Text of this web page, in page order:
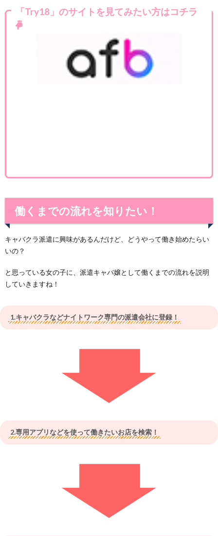
「Try18」のサイトを見てみたい方はコチラ
働くまでの流れを知りたい！
キャバクラ派遣に興味があるんだけど、どうやって働き始めたらい
いの？
と思っている女の子に、派遣キャバ嬢として働くまでの流れを説明
していきますね！
1.キャバクラなどナイトワーク専門の派遣会社に登録！
2.専用アプリなどを使って働きたいお店を検索！